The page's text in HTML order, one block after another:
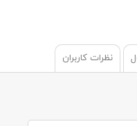
نظرات کاربران